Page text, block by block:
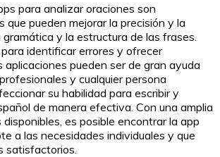
para analizar oraciones son
que pueden mejorar la precisión y la
y la estructura de las frases.
identificar errores y ofrecer
aplicaciones pueden ser de gran ayuda
y cualquier persona
su habilidad para escribir y
de manera efectiva. Con una amplia
es posible encontrar la app
a las necesidades individuales y que
satisfactorios.